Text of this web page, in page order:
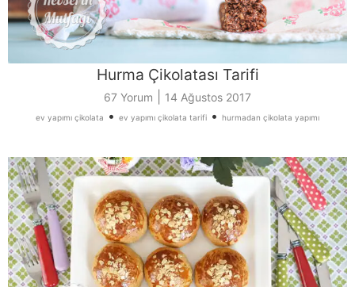
Hurma Çikolatası Tarifi
67 Yorum 14 Ağustos 2017
ev yapımı çikolata • ev yapımı çikolata tarifi • hurmadan çikolata yapımı